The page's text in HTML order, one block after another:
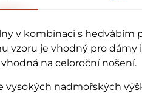
v kombinaci s hedvábím
vzoru je vhodný pro dámy
na celoroční nošení.
vysokých nadmořských